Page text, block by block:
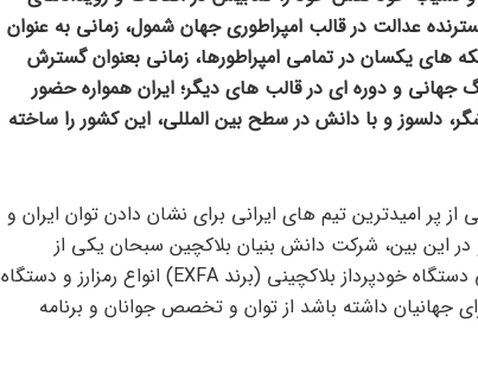
عدالت در قالب امپراطوری جهان شمول، زمانی به عنوان
های یکسان در تمامی امپراطورها، زمانی بعنوان گسترش
و دوره ای در قالب های دیگر؛ ایران همواره حضور
دلسوز و با دانش در سطح بین المللی، این کشور را ساخته
پر امیدترین تیم های ایرانی برای نشان دادن توان ایران و
این بین، شرکت دانش بنیان بلاکچین سبحان یکی از
اعضای پر توان این تیم قدرتمند با معرفی دستگاه خودپرداز بلاکچینی (برند EXFA) انواع رمزارز و دستگاه
جهانیان داشته باشد از توان و تخصص جوانان و برنامه